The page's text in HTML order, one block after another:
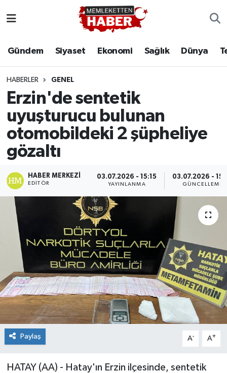
Gündem Siyaset Ekonomi Sağlık Dünya
HABERLER GENEL
Erzin'de sentetik
uyuşturucu bulunan
otomobildeki 2 şüpheliye
gözaltı
HABER MERKEZI
EDITÖR
03.07.2026 - 15:15
YAYINLANMA
03.07.2026 -
GÜNCELLEME
Paylaş A- A+
HATAY (AA) - Hatay'ın Erzin ilçesinde, sentetik